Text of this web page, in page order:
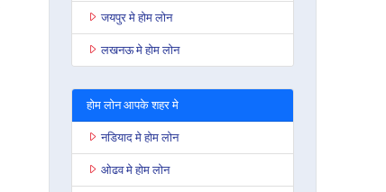
जयपुर मे होम लोन
लखनऊ मे होम लोन
होम लोन आपके शहर मे
नडियाद मे होम लोन
ओढव मे होम लोन